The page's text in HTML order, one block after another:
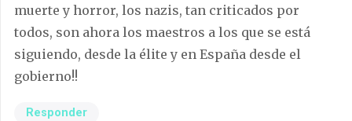
muerte y horror, los nazis, tan criticados por
todos, son ahora los maestros a los que se está
siguiendo, desde la élite y en España desde el
gobierno!!
Responder